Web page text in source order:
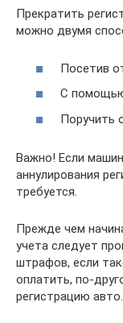
Прекратить
можно двумя
Посетив
С помощью
Поручить
Важно! Если
аннулирования
требуется.
Прежде чем
учета следует
штрафов, если
оплатить, по-
регистрацию авто.